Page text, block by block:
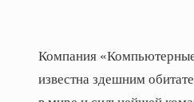
Компания
известна здешним